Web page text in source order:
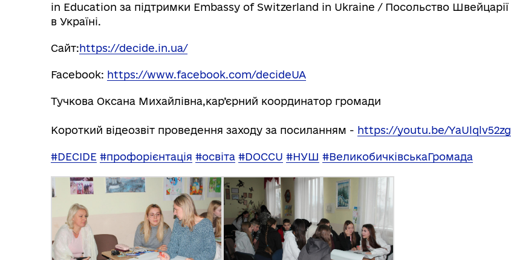
in Education за підтримки Embassy of Switzerland in Ukraine / Посольство Швейцарії
в Україні.
Сайт:https://decide.in.ua/
Facebook: https://www.facebook.com/decideUA
Тучкова Оксана Михайлівна,кар’єрний координатор громади
Короткий відеозвіт проведення заходу за посиланням - https://youtu.be/YaUlqlv52zg
#DECIDE #профорієнтація #освіта #DOCCU #НУШ #ВеликобичківськаГромада